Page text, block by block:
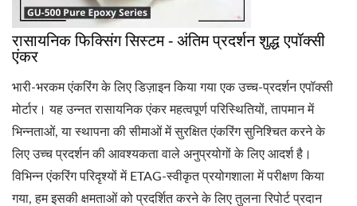
रासायनिक फिक्सिंग सिस्टम - अंतिम प्रदर्शन शुद्ध एपॉक्सी
एंकर
भारी-भरकम एंकरिंग के लिए डिज़ाइन किया गया एक उच्च-प्रदर्शन एपॉक्सी
मोर्टार। यह उन्नत रासायनिक एंकर महत्वपूर्ण परिस्थितियों, तापमान में
भिन्नताओं, या स्थापना की सीमाओं में सुरक्षित एंकरिंग सुनिश्चित करने के
लिए उच्च प्रदर्शन की आवश्यकता वाले अनुप्रयोगों के लिए आदर्श है।
विभिन्न एंकरिंग परिदृश्यों में ETAG-स्वीकृत प्रयोगशाला में परीक्षण किया
गया, हम इसकी क्षमताओं को प्रदर्शित करने के लिए तुलना रिपोर्ट प्रदान